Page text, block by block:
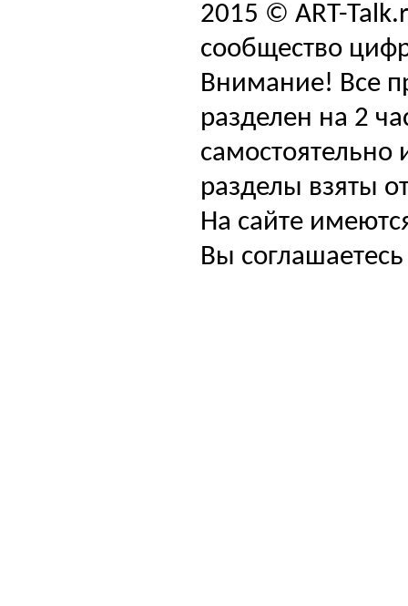
2015 © ART-
сообщество
Внимание! Все
разделен на 2
самостоятельно
разделы взяты
На сайте
Вы